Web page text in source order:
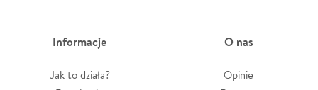
Informacje
Jak to działa?
O nas
Opinie